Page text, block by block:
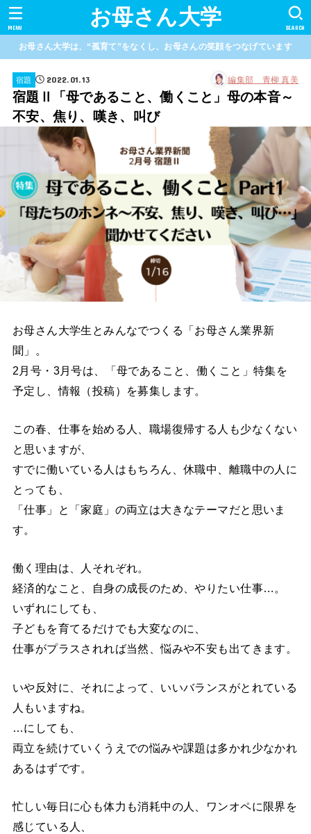
お母さん大学 SEARCH
MENU
お母さん大学は、“孤育て”をなくし、お母さんの笑顔をつなげています
宿題 2022.01.13 編集部 青柳 真美
宿題Ⅱ「母であること、働くこと」母の本音～
不安、焦り、嘆き、叫び
お母さん大学生とみんなでつくる「お母さん業界新
聞」。
2月号・3月号は、「母であること、働くこと」特集を
予定し、情報（投稿）を募集します。
この春、仕事を始める人、職場復帰する人も少なくない
と思いますが、
すでに働いている人はもちろん、休職中、離職中の人に
とっても、
「仕事」と「家庭」の両立は大きなテーマだと思いま
す。
働く理由は、人それぞれ。
経済的なこと、自身の成長のため、やりたい仕事…。
いずれにしても、
子どもを育てるだけでも大変なのに、
仕事がプラスされれば当然、悩みや不安も出てきます。
いや反対に、それによって、いいバランスがとれている
人もいますね。
…にしても、
両立を続けていくうえでの悩みや課題は多かれ少なかれ
あるはずです。
忙しい毎日に心も体力も消耗中の人、ワンオペに限界を
感じている人、